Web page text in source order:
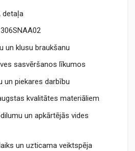
detaļa
un klusu braukšanu
sasvēršanos līkumos
un piekares darbību
kvalitātes materiāliem
un apkārtējās vides
un uzticama veiktspēja